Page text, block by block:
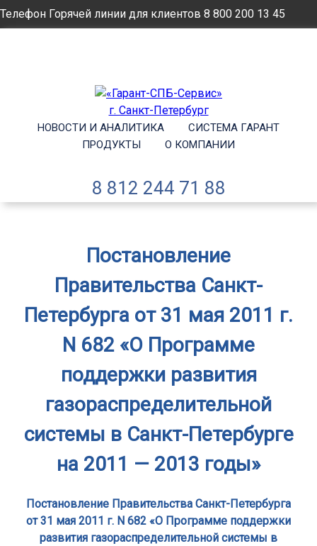
Телефон Горячей линии для клиентов 8 800 200 13 45
НОВОСТИ И АНАЛИТИКА
СИСТЕМА ГАРАНТ
ПРОДУКТЫ
О КОМПАНИИ
8 812 244 71 88
Постановление
Правительства Санкт-
Петербурга от 31 мая 2011 г.
N 682 «О Программе
поддержки развития
газораспределительной
системы в Санкт-Петербурге
на 2011 — 2013 годы»
Постановление Правительства Санкт-Петербурга
от 31 мая 2011 г. N 682 «О Программе поддержки
развития газораспределительной системы в